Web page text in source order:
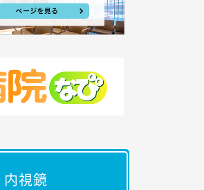
内視鏡